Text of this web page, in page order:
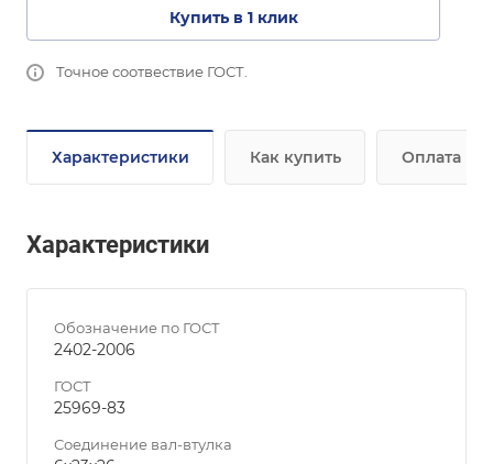
Купить в 1 клик
Точное соотвествие ГОСТ.
Характеристики Как купить Оплата
Характеристики
Обозначение по ГОСТ
2402-2006
ГОСТ
25969-83
Соединение вал-втулка